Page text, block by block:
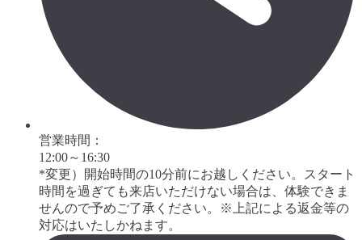
営業時間：
12:00～16:30
*変更）開始時間の10分前にお越しください。スタート
時間を過ぎても来店いただけない場合は、体験できま
せんので予めご了承ください。※上記による返金等の
対応はいたしかねます。